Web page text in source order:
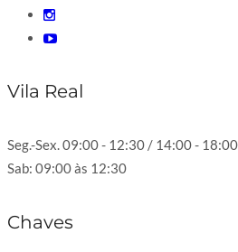
Vila Real
Seg.-Sex. 09:00 - 12:30 / 14:00 - 18:00
Sab: 09:00 às 12:30
Chaves